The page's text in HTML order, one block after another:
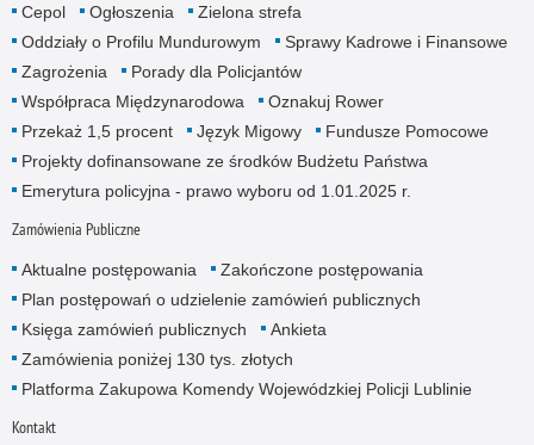
Cepol
Ogłoszenia
Zielona strefa
Oddziały o Profilu Mundurowym
Sprawy Kadrowe i Finansowe
Zagrożenia
Porady dla Policjantów
Współpraca Międzynarodowa
Oznakuj Rower
Przekaż 1,5 procent
Język Migowy
Fundusze Pomocowe
Projekty dofinansowane ze środków Budżetu Państwa
Emerytura policyjna - prawo wyboru od 1.01.2025 r.
Zamówienia Publiczne
Aktualne postępowania
Zakończone postępowania
Plan postępowań o udzielenie zamówień publicznych
Księga zamówień publicznych
Ankieta
Zamówienia poniżej 130 tys. złotych
Platforma Zakupowa Komendy Wojewódzkiej Policji Lublinie
Kontakt